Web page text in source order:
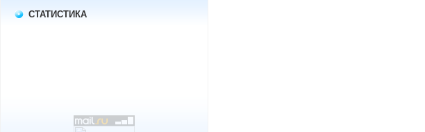
СТАТИСТИКА